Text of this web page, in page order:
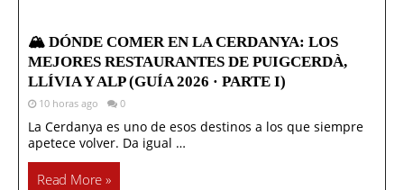
🏔️ DÓNDE COMER EN LA CERDANYA: LOS
MEJORES RESTAURANTES DE PUIGCERDÀ,
LLÍVIA Y ALP (GUÍA 2026 · PARTE I)
10 horas ago 0
La Cerdanya es uno de esos destinos a los que siempre
apetece volver. Da igual …
Read More »